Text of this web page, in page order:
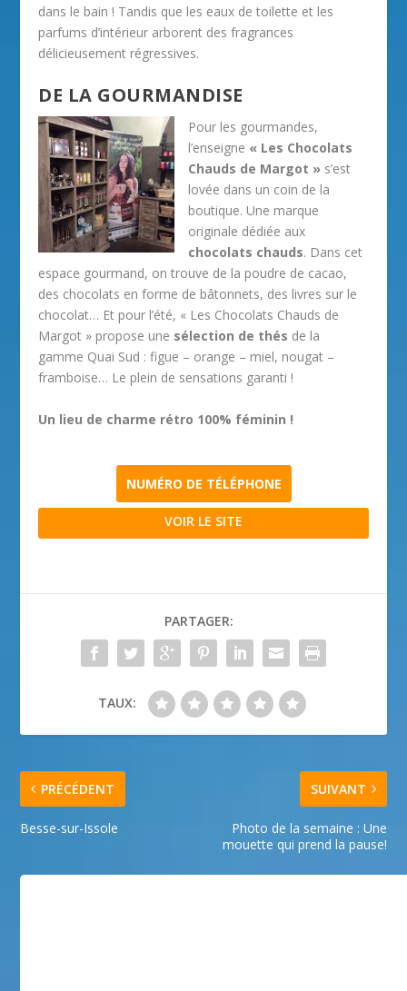
dans le bain ! Tandis que les eaux de toilette et les
parfums d’intérieur arborent des fragrances
délicieusement régressives.
DE LA GOURMANDISE
Pour les gourmandes,
l’enseigne « Les Chocolats
Chauds de Margot » s’est
lovée dans un coin de la
boutique. Une marque
originale dédiée aux
chocolats chauds. Dans cet
espace gourmand, on trouve de la poudre de cacao,
des chocolats en forme de bâtonnets, des livres sur le
chocolat… Et pour l’été, « Les Chocolats Chauds de
Margot » propose une sélection de thés de la
gamme Quai Sud : figue – orange – miel, nougat –
framboise… Le plein de sensations garanti !
Un lieu de charme rétro 100% féminin !
NUMÉRO DE TÉLÉPHONE
VOIR LE SITE
PARTAGER:
TAUX:
PRÉCÉDENT
Besse-sur-Issole
SUIVANT
Photo de la semaine : Une
mouette qui prend la pause!